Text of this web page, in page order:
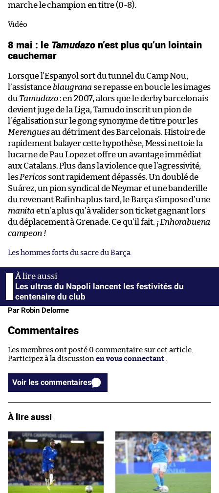
marche le champion en titre (0-8).
Vidéo
8 mai : le Tamudazon’est plus qu’un lointain
cauchemar
Lorsque l’Espanyol sort du tunnel du Camp Nou,
l’assistance blaugrana se repasse en boucle les images
du Tamudazo : en 2007, alors que le derby barcelonais
devient juge de la Liga, Tamudo inscrit un pion de
l’égalisation sur le gong synonyme de titre pour les
Merenguesau détriment des Barcelonais. Histoire de
rapidement balayer cette hypothèse, Messi nettoie la
lucarne de Pau Lopez et offre un avantage immédiat
aux Catalans. Plus dans la violence que l’agressivité,
lesPericos sont rapidement dépassés. Un doublé de
Suárez, un pion syndical de Neymar et une banderille
du revenant Rafinha plus tard, le Barça s’impose d’une
manita et n’a plus qu’à valider son ticket gagnant lors
du déplacement à Grenade. Ce qu’il fait. ¡ Enhorabuena
campeon !
Les hommes forts du sacre du Barça
Les ultras du Napoli lancent les festivités du
centenaire du club
Par Robin Delorme
Commentaires
Les membres ont posté 0 commentaire sur cet article.
Participez à la discussion en vous connectant
Voir les commentaires
À lire aussi